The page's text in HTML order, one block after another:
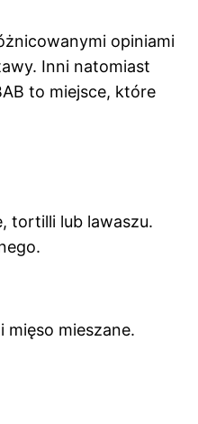
opiniami
Inni natomiast
to miejsce, które
tortilli lub lawaszu.
mięso mieszane.